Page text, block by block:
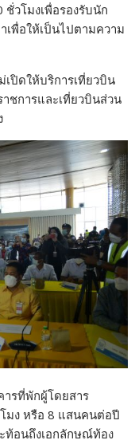
ชั่วโมงเพื่อรองรับนัก
เพื่อให้เป็นไปตามความ
เปิดให้บริการเที่ยวบิน
ชการและเที่ยวบินส่วน
ารที่พักผู้โดยสาร
มง หรือ 8 แสนคนต่อปี
ท้อนถึงเอกลักษณ์ท้อง